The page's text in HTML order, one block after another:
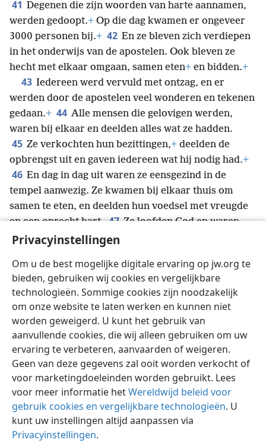
Privacyinstellingen
Om u de best mogelijke digitale ervaring op jw.org te
bieden, gebruiken wij cookies en vergelijkbare
technologieën. Sommige cookies zijn noodzakelijk
om onze website te laten werken en kunnen niet
worden geweigerd. U kunt het gebruik van
aanvullende cookies, die wij alleen gebruiken om uw
ervaring te verbeteren, aanvaarden of weigeren.
Geen van deze gegevens zal ooit worden verkocht of
voor marketingdoeleinden worden gebruikt. Lees
voor meer informatie hetWereldwijd beleid voor
gebruik cookies en vergelijkbare technologieën. U
kunt uw instellingen altijd aanpassen via
Privacyinstellingen.
41 Degenen die zijn woorden van harte aannamen,
werden gedoopt.+ Op die dag kwamen er ongeveer
3000 personen bij.+ 42 En ze bleven zich verdiepen
in het onderwijs van de apostelen. Ook bleven ze
hecht met elkaar omgaan, samen eten+ en bidden.+
43 Iedereen werd vervuld met ontzag, en er
werden door de apostelen veel wonderen en tekenen
gedaan.+ 44 Alle mensen die gelovigen werden,
waren bij elkaar en deelden alles wat ze hadden.
45 Ze verkochten hun bezittingen,+ deelden de
opbrengst uit en gaven iedereen wat hij nodig had.+
46 En dag in dag uit waren ze eensgezind in de
tempel aanwezig. Ze kwamen bij elkaar thuis om
samen te eten, en deelden hun voedsel met vreugde
en een oprecht hart. 47 Ze loofden God en waren
geliefd bij het hele volk. Ondertussen bleef Jehovah
toevoegen.+
Nederlands Delen Instellingen
Copyright © 2026 Watch Tower Bible and Tract Society of Pennsylvania
Gebruiksvoorwaarden
Privacyinstellingen
JW.ORG
Inloggen